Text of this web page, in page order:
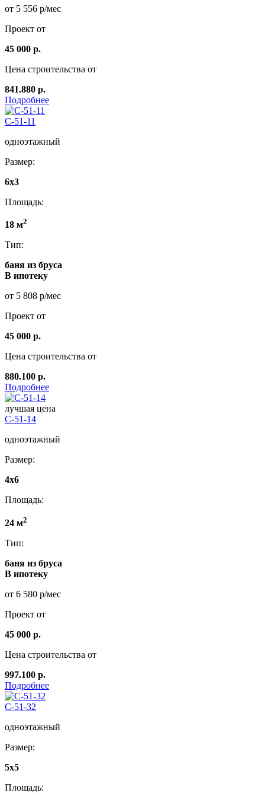
от 5 556 р/мес
Проект от
45 000 р.
Цена строительства от
841.880 р.
Подробнее
C-51-11
одноэтажный
Размер:
6x3
Площадь:
18 м2
Тип:
баня из бруса
В ипотеку
от 5 808 р/мес
Проект от
45 000 р.
Цена строительства от
880.100 р.
Подробнее
лучшая цена
C-51-14
одноэтажный
Размер:
4x6
Площадь:
24 м2
Тип:
баня из бруса
В ипотеку
от 6 580 р/мес
Проект от
45 000 р.
Цена строительства от
997.100 р.
Подробнее
C-51-32
одноэтажный
Размер:
5x5
Площадь: